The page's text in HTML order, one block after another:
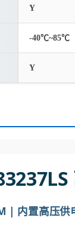
Y
-40℃~85℃
Y
| 内置高压